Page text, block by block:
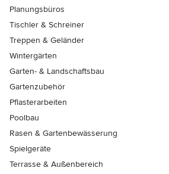
Planungsbüros
Tischler & Schreiner
Treppen & Geländer
Wintergärten
Garten- & Landschaftsbau
Gartenzubehör
Pflasterarbeiten
Poolbau
Rasen & Gartenbewässerung
Spielgeräte
Terrasse & Außenbereich